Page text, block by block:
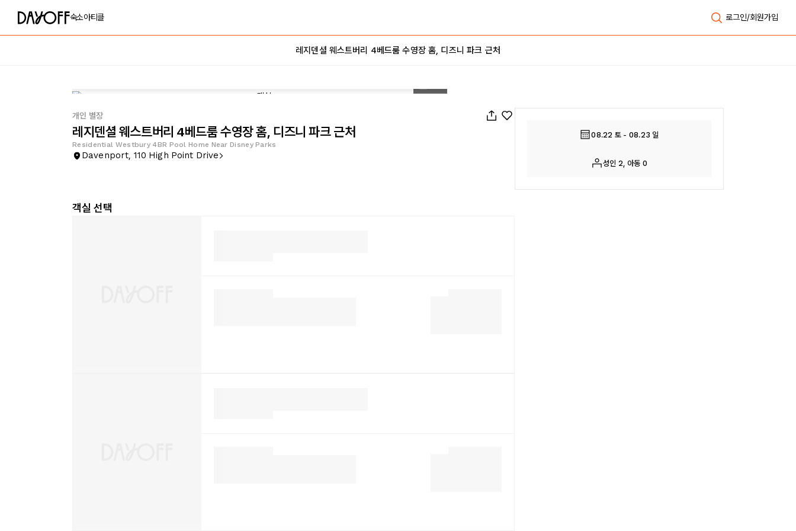
숙소아티클 로그인/회원가입
레지덴셜 웨스트버리 4베드룸 수영장 홈, 디즈니 파크 근처
개인 별장
레지덴셜 웨스트버리 4베드룸 수영장 홈, 디즈니 파크 근처
Residential Westbury 4BR Pool Home Near Disney Parks
Davenport, 110 High Point Drive
객실 선택
08.22 토 - 08.23 일
성인 2, 아동 0